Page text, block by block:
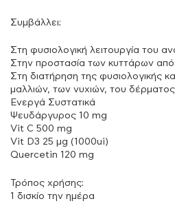
Συμβάλλει:
Στη φυσιολογική λειτουργία του
Στην προστασία των κυττάρων από
Στη διατήρηση της φυσιολογικής
μαλλιών, των νυχιών, του
Ενεργά Συστατικά
Ψευδάργυρος 10 mg
Vit C 500 mg
Vit D3 25 μg (1000ui)
Quercetin 120 mg
Τρόπος χρήσης:
1 δισκίο την ημέρα